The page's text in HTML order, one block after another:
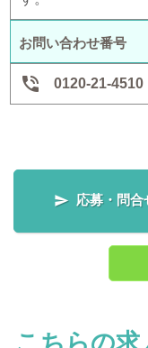
お問い合わせ番号
 0120-21-4510
 応募・問合